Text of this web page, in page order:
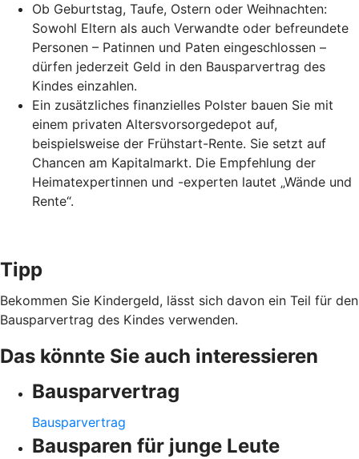
Ob Geburtstag, Taufe, Ostern oder Weihnachten:
Sowohl Eltern als auch Verwandte oder befreundete
Personen – Patinnen und Paten eingeschlossen –
dürfen jederzeit Geld in den Bausparvertrag des
Kindes einzahlen.
Ein zusätzliches finanzielles Polster bauen Sie mit
einem privaten Altersvorsorgedepot auf,
beispielsweise der Frühstart-Rente. Sie setzt auf
Chancen am Kapitalmarkt. Die Empfehlung der
Heimatexpertinnen und -experten lautet „Wände und
Rente“.
Tipp
Bekommen Sie Kindergeld, lässt sich davon ein Teil für den
Bausparvertrag des Kindes verwenden.
Das könnte Sie auch interessieren
Bausparvertrag
Bausparvertrag
Bausparen für junge Leute